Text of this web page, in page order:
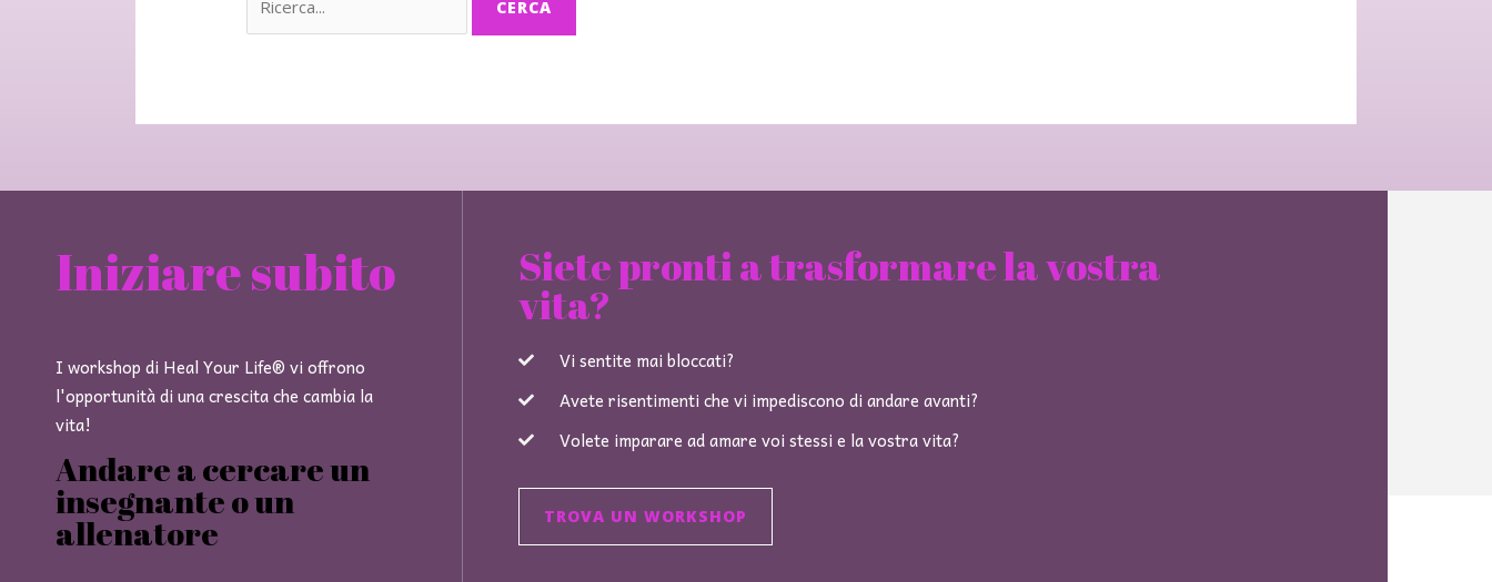
Iniziare subito
I workshop di Heal Your Life® vi offrono
l'opportunità di una crescita che cambia la
vita!
Andare a cercare un
insegnante o un
allenatore
Siete pronti a trasformare la vostra
vita?
Vi sentite mai bloccati?
Avete risentimenti che vi impediscono di andare avanti?
Volete imparare ad amare voi stessi e la vostra vita?
TROVA UN WORKSHOP